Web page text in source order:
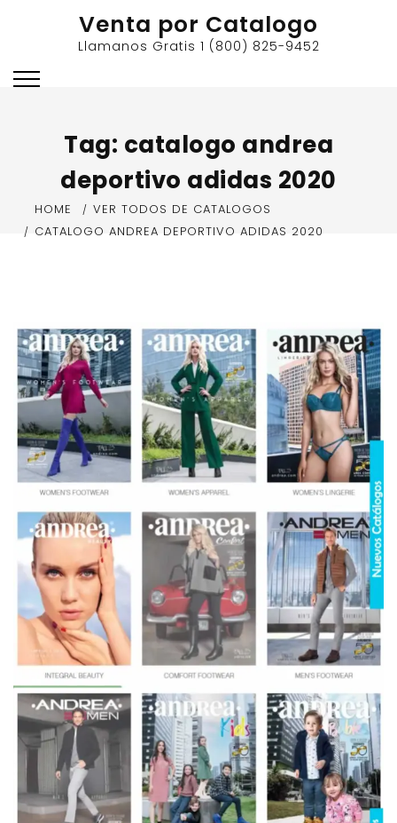
Venta por Catalogo
Llamanos Gratis 1 (800) 825-9452
Tag: catalogo andrea
deportivo adidas 2020
HOME
VER TODOS DE CATALOGOS
CATALOGO ANDREA DEPORTIVO ADIDAS 2020